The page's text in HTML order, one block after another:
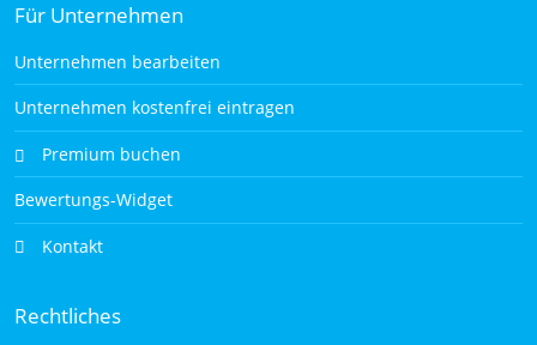
Für Unternehmen
Unternehmen bearbeiten
Unternehmen kostenfrei eintragen
Premium buchen
Bewertungs-Widget
Kontakt
Rechtliches